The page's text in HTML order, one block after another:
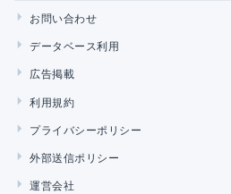
お問い合わせ
データベース利用
広告掲載
利用規約
プライバシーポリシー
外部送信ポリシー
運営会社